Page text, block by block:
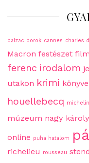
balzac borok cannes charles
Macron festészet film
ferenc irodalom
utakon krimi
houellebecq michelin
múzeum nagy károly
online puha hatalom
richelieu
rousseau